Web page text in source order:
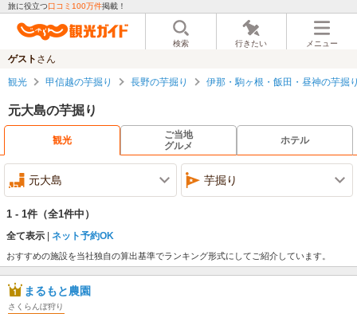
旅に役立つ口コミ100万件掲載！
検索 行きたい メニュー
ゲスト さん
観光 甲信越の芋掘り 長野の芋掘り 伊那・駒ヶ根・飯田・昼神の芋掘
元大島の芋掘り
観光
ご当地
グルメ
ホテル
元大島 芋掘り
1 - 1件 （全1件中）
全て表示 ネット予約OK
おすすめの施設を当社独自の算出基準でランキング形式にしてご紹介しています。
まるもと農園
さくらんぼ狩り